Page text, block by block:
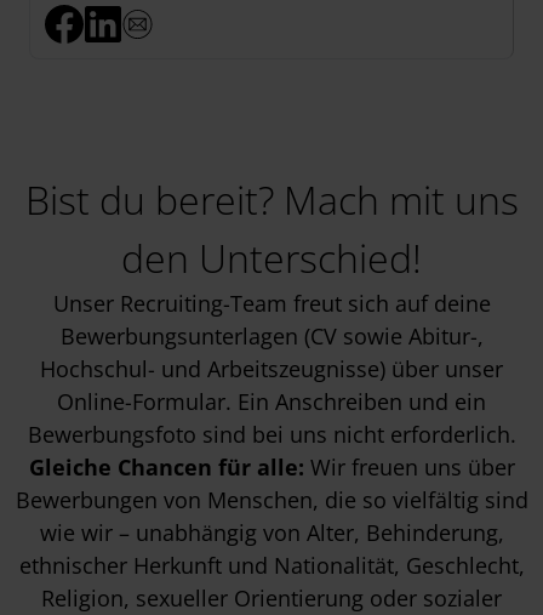
Bist du bereit? Mach mit uns
den Unterschied!
Unser Recruiting-Team freut sich auf deine
Bewerbungsunterlagen (CV sowie Abitur-,
Hochschul- und Arbeitszeugnisse) über unser
Online-Formular. Ein Anschreiben und ein
Bewerbungsfoto sind bei uns nicht erforderlich.
Gleiche Chancen für alle: Wir freuen uns über
Bewerbungen von Menschen, die so vielfältig sind
wie wir – unabhängig von Alter, Behinderung,
ethnischer Herkunft und Nationalität, Geschlecht,
Religion, sexueller Orientierung oder sozialer